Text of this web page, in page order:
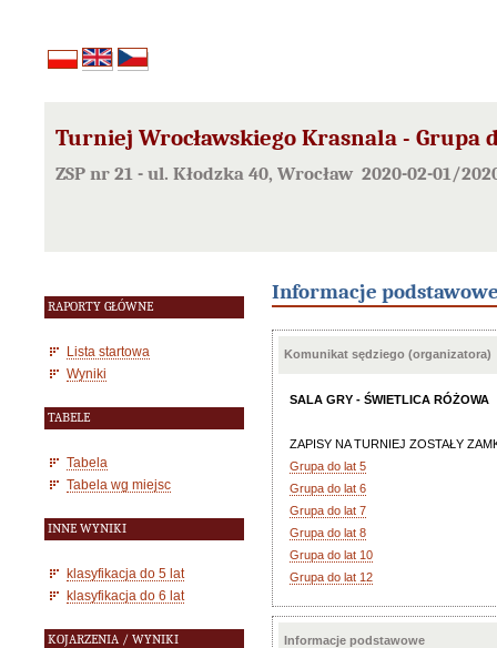
Turniej Wrocławskiego Krasnala - Grupa
ZSP nr 21 - ul. Kłodzka 40, Wrocław 2020-02-01/
RAPORTY GŁÓWNE
Lista startowa
Wyniki
TABELE
Tabela
Tabela wg miejsc
INNE WYNIKI
klasyfikacja do 5 lat
klasyfikacja do 6 lat
KOJARZENIA / WYNIKI
Informacje
Komunikat sędziego (organizatora)
SALA GRY - ŚWIETLICA RÓŻOWA
ZAPISY NA TURNIEJ ZOSTAŁY
Grupa do lat 5
Grupa do lat 6
Grupa do lat 7
Grupa do lat 8
Grupa do lat 10
Grupa do lat 12
Informacje podstawowe